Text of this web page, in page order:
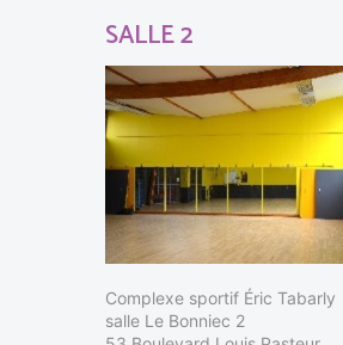
SALLE 2
Complexe sportif Éric Tabarly
salle Le Bonniec 2